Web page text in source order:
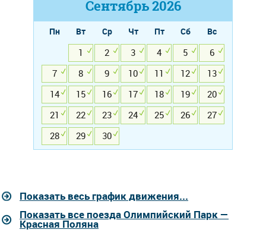
Сентябрь2026
Пн Вт Ср Чт Пт Сб
Вс
1
2 3 4 5
6
7
8 9 10 11 12
13
14
15 16 17 18 19
20
21
22 23 24 25 26
27
28
29 30
Показать весь график движения...
Показать все поезда Олимпийский Парк —
Красная Поляна